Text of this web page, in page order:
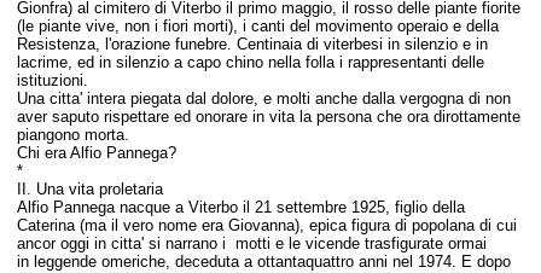
Gionfra) al cimitero di Viterbo il primo maggio, il rosso delle piante fiorite
(le piante vive, non i fiori morti), i canti del movimento operaio e della
Resistenza, l'orazione funebre. Centinaia di viterbesi in silenzio e in
lacrime, ed in silenzio a capo chino nella folla i rappresentanti delle
istituzioni.
Una citta' intera piegata dal dolore, e molti anche dalla vergogna di non
aver saputo rispettare ed onorare in vita la persona che ora dirottamente
piangono morta.
Chi era Alfio Pannega?
*
II. Una vita proletaria
Alfio Pannega nacque a Viterbo il 21 settembre 1925, figlio della
Caterina (ma il vero nome era Giovanna), epica figura di popolana di cui
ancor oggi in citta' si narrano i motti e le vicende trasfigurate ormai
in leggende omeriche, deceduta a ottantaquattro anni nel 1974. E dopo